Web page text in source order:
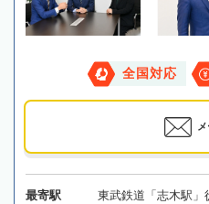
全国対応
最寄駅 東武鉄道「志木駅」